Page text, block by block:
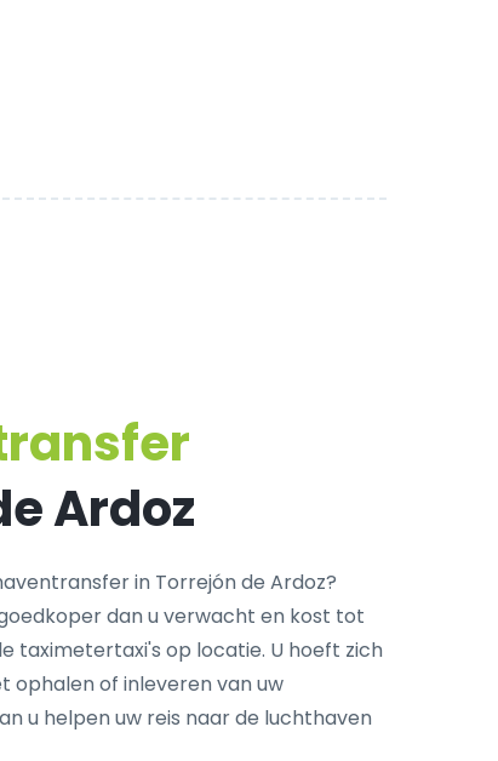
Ardoz
in Torrejón de Ardoz?
dan u verwacht en kost tot
taximetertaxi's op locatie. U hoeft zich
ophalen of inleveren van uw
u helpen uw reis naar de luchthaven